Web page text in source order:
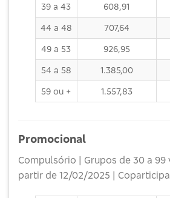
39 a 43 608,91
44 a 48 707,64
49 a 53 926,95
54 a 58 1.385,00
59 ou + 1.557,83
Promocional
Compulsório | Grupos de 30 a 99
partir de 12/02/2025 |